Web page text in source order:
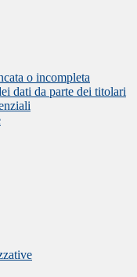
o incompleta
dati da parte dei titolari